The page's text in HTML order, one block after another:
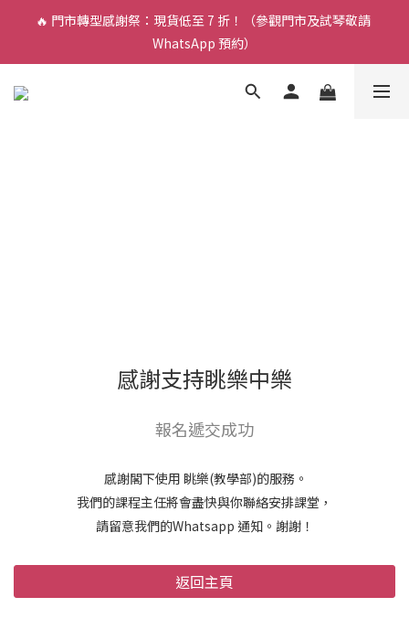
🎵 新生限時：$200 試堂優惠（包樂器借用）
🔥 門市轉型感謝祭：現貨低至 7 折！（參觀門市及試琴敬請
WhatsApp 預約）
🎵 新生限時：$200 試堂優惠（包樂器借用）
感謝支持眺樂中樂
報名遞交成功
感謝閣下使用 眺樂(教學部)的服務。
我們的課程主任將會盡快與你聯絡安排課堂，
請留意我們的Whatsapp 通知。謝謝！
返回主頁